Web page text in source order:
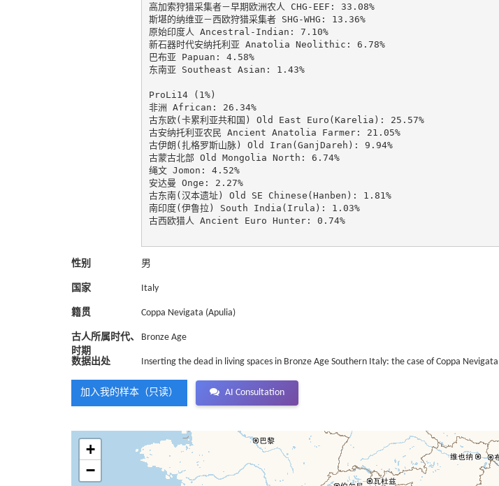
高加索狩猎采集者－早期欧洲农人 CHG-EEF: 33.08%
斯堪的纳维亚－西欧狩猎采集者 SHG-WHG: 13.36%
原始印度人 Ancestral-Indian: 7.10%
新石器时代安纳托利亚 Anatolia Neolithic: 6.78%
巴布亚 Papuan: 4.58%
东南亚 Southeast Asian: 1.43%
ProLi14 (1%)
非洲 African: 26.34%
古东欧(卡累利亚共和国) Old East Euro(Karelia): 25.57%
古安纳托利亚农民 Ancient Anatolia Farmer: 21.05%
古伊朗(扎格罗斯山脉) Old Iran(GanjDareh): 9.94%
古蒙古北部 Old Mongolia North: 6.74%
绳文 Jomon: 4.52%
安达曼 Onge: 2.27%
古东南(汉本遗址) Old SE Chinese(Hanben): 1.81%
南印度(伊鲁拉) South India(Irula): 1.03%
古西欧猎人 Ancient Euro Hunter: 0.74%
性别 男
国家 Italy
籍贯 Coppa Nevigata (Apulia)
古人所属时代、
时期
Bronze Age
数据出处 Inserting the dead in living spaces in Bronze Age Southern Italy: the case of Coppa Nevigata
加入我的样本（只读） AI Consultation
+
−